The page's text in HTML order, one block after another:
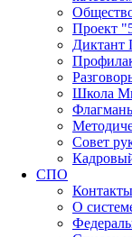
Проект
Диктант
Школа
Совет
СПО
Контакты
О